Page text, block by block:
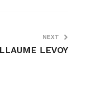
NEXT
LEVOY